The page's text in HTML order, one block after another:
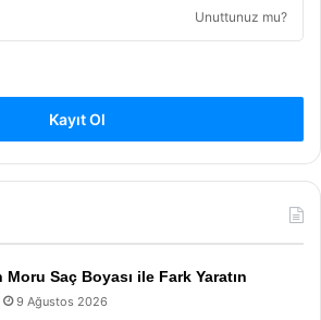
Unuttunuz mu?
Kayıt Ol
Moru Saç Boyası ile Fark Yaratın
9 Ağustos 2026